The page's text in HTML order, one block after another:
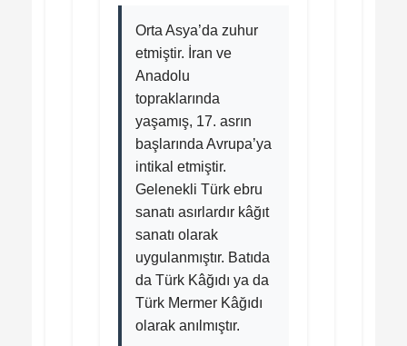
Orta Asya’da zuhur
etmiştir. İran ve
Anadolu
topraklarında
yaşamış, 17. asrın
başlarında Avrupa’ya
intikal etmiştir.
Gelenekli Türk ebru
sanatı asırlardır kâğıt
sanatı olarak
uygulanmıştır. Batıda
da Türk Kâğıdı ya da
Türk Mermer Kâğıdı
olarak anılmıştır.